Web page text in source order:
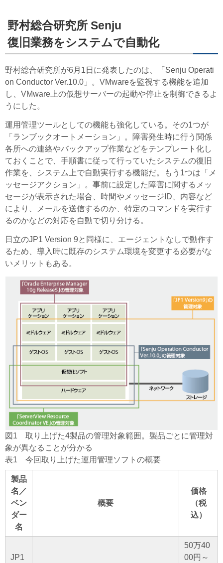
野村総合研究所 Senju
復旧業務をシステムで自動化
野村総合研究所が6月1日に発表したのは、「Senju Operati
on Conductor Ver.10.0」。VMwareを監視する機能を追加
し、VMware上の仮想サーバーの起動や停止を制御できるよ
うにした。
運用管理ツールとしての機能も強化している。その1つが
「ランブックオートメーション」。障害発生時に行う関係
各所への連絡やバックアップ作業などをテンプレート化し
ておくことで、手順書に従って行っていたシステムの復旧
作業を、システム上で自動実行する機能だ。もう1つは「メ
ッセージアクション」。事前に設定した障害に関するメッ
セージが表示された場合、時間やメッセージID、内容など
により、メールを送信するのか、特定のコマンドを実行す
るのかなどの対応を自動で切り分ける。
日立のJP1 Version 9と同様に、エージェントなしで動作す
るため、導入時に既存のシステム環境を変更する必要がな
いメリットもある。
図1 取り上げた4製品の管理対象範囲。製品ごとに管理対
象が異なることが分かる
表1 今回取り上げた運用管理ソフトの概要
製品
名／
ベン
ダー
名
概要
価格
（税
込）
JP1
50万40
00円～